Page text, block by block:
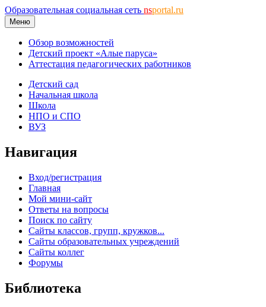
Образовательная социальная сеть nsportal.ru
Меню
Обзор возможностей
Детский проект «Алые паруса»
Аттестация педагогических работников
Детский сад
Начальная школа
Школа
НПО и СПО
ВУЗ
Навигация
Вход/регистрация
Главная
Мой мини-сайт
Ответы на вопросы
Поиск по сайту
Сайты классов, групп, кружков...
Сайты образовательных учреждений
Сайты коллег
Форумы
Библиотека